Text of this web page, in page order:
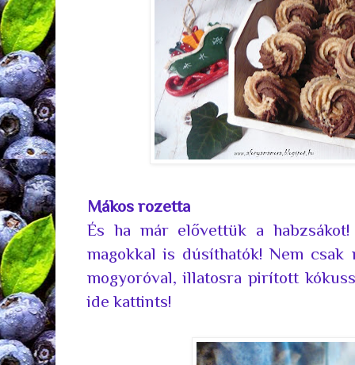
Mákos rozetta
És ha már elővettük a
magokkal is dúsíthatók! Nem
mogyoróval, illatosra pirított
ide kattints!